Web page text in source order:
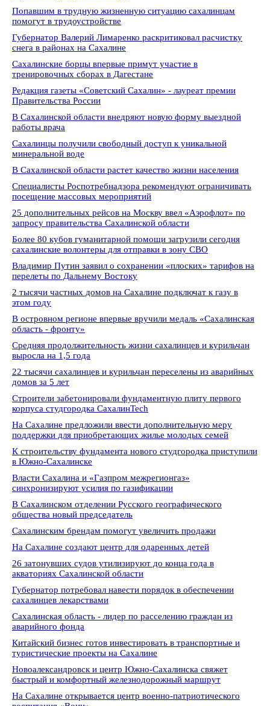
Попавшим в трудную жизненную ситуацию сахалинцам
помогут в трудоустройстве
Губернатор Валерий Лимаренко раскритиковал расчистку
снега в районах на Сахалине
Сахалинские борцы впервые примут участие в
тренировочных сборах в Дагестане
Редакция газеты «Советский Сахалин» - лауреат премии
Правительства России
В Сахалинской области внедряют новую форму выездной
работы врача
Сахалинцы получили свободный доступ к уникальной
минеральной воде
В Сахалинской области растет качество жизни населения
Специалисты Роспотребнадзора рекомендуют ограничивать
посещение массовых мероприятий
25 дополнительных рейсов на Москву ввел «Аэрофлот» по
запросу правительства Сахалинской области
Более 80 кубов гуманитарной помощи загрузили сегодня
сахалинские волонтеры для отправки в зону СВО
Владимир Путин заявил о сохранении «плоских» тарифов на
перелеты по Дальнему Востоку
2 тысячи частных домов на Сахалине подключат к газу в
этом году
В островном регионе впервые вручили медаль «Сахалинская
область - фронту»
Средняя продолжительность жизни сахалинцев и курильчан
выросла на 1,5 года
22 тысячи сахалинцев и курильчан переселены из аварийных
домов за 5 лет
Строители забетонировали фундаментную плиту первого
корпуса студгородка СахалинTech
На Сахалине предложили ввести дополнительную меру
поддержки для приобретающих жилье молодых семей
К строительству фундамента нового студгородка приступили
в Южно-Сахалинске
Власти Сахалина и «Газпром межрегионгаз»
синхронизируют усилия по газификации
В Сахалинском отделении Русского географического
общества новый председатель
Сахалинским брендам помогут увеличить продажи
На Сахалине создают центр для одаренных детей
26 затонувших судов утилизируют до конца года в
акваториях Сахалинской области
Губернатор потребовал навести порядок в обеспечении
сахалинцев лекарствами
Сахалинская область - лидер по расселению граждан из
аварийного фонда
Китайский бизнес готов инвестировать в транспортные и
туристические проекты на Сахалине
Новоалександровск и центр Южно-Сахалинска свяжет
быстрый и комфортный железнодорожный маршрут
На Сахалине открывается центр военно-патриотического